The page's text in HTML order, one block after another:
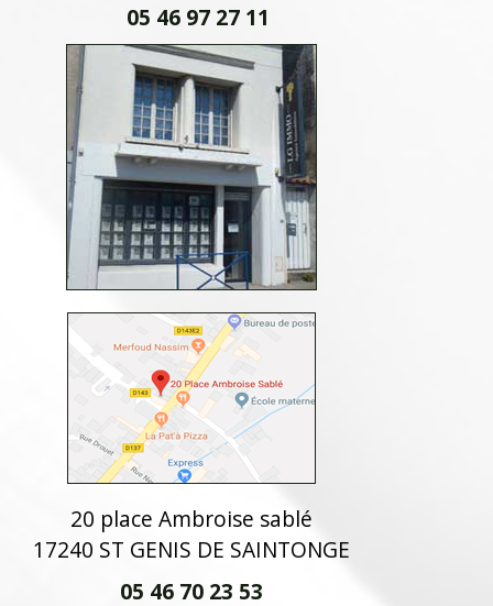
05 46 97 27 11
20 place Ambroise sablé
17240 ST GENIS DE SAINTONGE
05 46 70 23 53